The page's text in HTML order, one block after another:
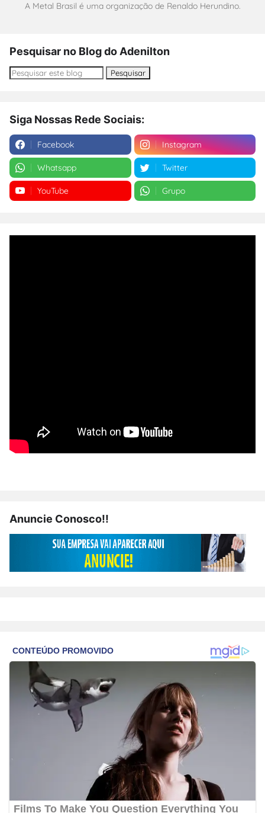
A Metal Brasil é uma organização de Renaldo Herundino.
Pesquisar no Blog do Adenilton
Siga Nossas Rede Sociais:
Facebook Instagram
Whatsapp Twitter
YouTube Grupo
Anuncie Conosco!!